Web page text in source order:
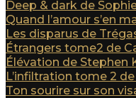
Deep & dark de
Quand l’amour s’en
Les disparus de
Étrangers tome2 de
Élévation de Stephen
L’infiltration tome 2
Ton sourire sur son